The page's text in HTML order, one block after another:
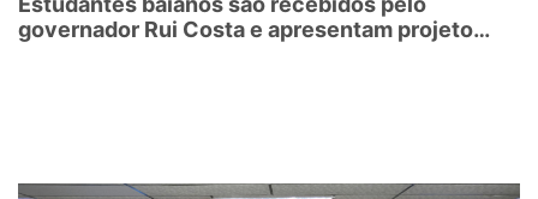
governador Rui Costa e apresentam projeto